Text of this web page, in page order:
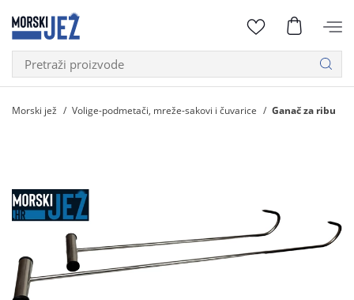
Morski jež Volige-podmetači, mreže-sakovi i čuvarice Ganač za ribu